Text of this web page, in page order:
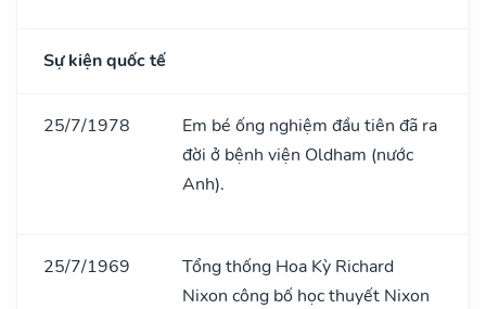
Sự kiện quốc tế
25/7/1978
Em bé ống nghiệm đầu tiên đã ra
đời ở bệnh viện Oldham (nước
Anh).
25/7/1969
Tổng thống Hoa Kỳ Richard
Nixon công bố học thuyết Nixon